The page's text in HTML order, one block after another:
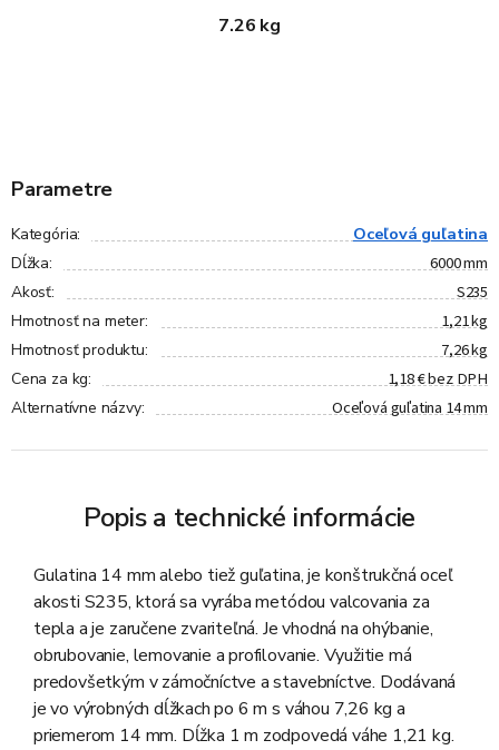
7.26 kg
Parametre
Kategória: Oceľová guľatina
Dĺžka: 6000 mm
Akosť: S235
Hmotnosť na meter: 1,21 kg
Hmotnosť produktu: 7,26 kg
Cena za kg: 1,18 € bez DPH
Alternatívne názvy: Oceľová guľatina 14 mm
Popis a technické informácie
Gulatina 14 mm alebo tiež guľatina, je konštrukčná oceľ
akosti S235, ktorá sa vyrába metódou valcovania za
tepla a je zaručene zvariteľná. Je vhodná na ohýbanie,
obrubovanie, lemovanie a profilovanie. Využitie má
predovšetkým v zámočníctve a stavebníctve. Dodávaná
je vo výrobných dĺžkach po 6 m s váhou 7,26 kg a
priemerom 14 mm. Dĺžka 1 m zodpovedá váhe 1,21 kg.